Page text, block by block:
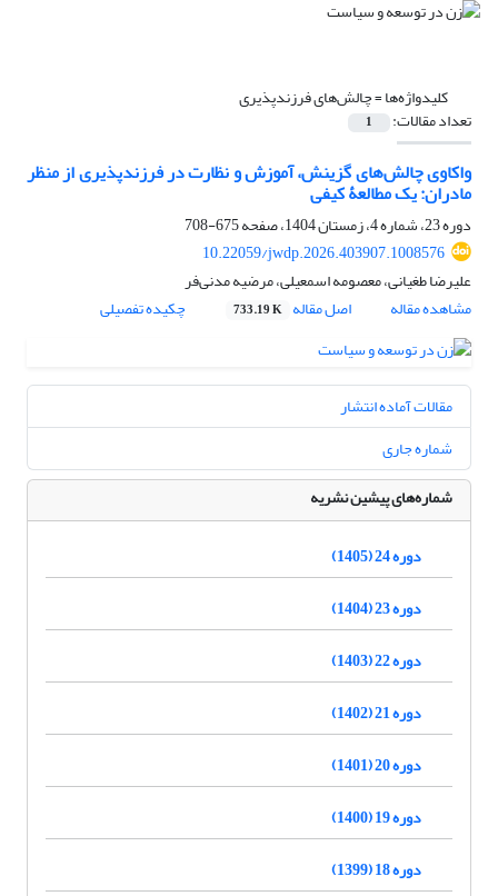
کلیدواژه‌ها =چالش‌های فرزندپذیری
تعداد مقالات: 1
واکاوی چالش‌های گزینش، آموزش و نظارت در فرزندپذیری از منظر
مادران: یک مطالعۀ کیفی
دوره 23، شماره 4، زمستان 1404، صفحه
675-708
10.22059/jwdp.2026.403907.1008576
علیرضا طغیانی، معصومه اسمعیلی، مرضیه مدنی‌فر
مشاهده مقاله
اصل مقاله 733.19 K چکیده تفصیلی
مقالات آماده انتشار
شماره جاری
شماره‌های پیشین نشریه
دوره 24 (1405)
دوره 23 (1404)
دوره 22 (1403)
دوره 21 (1402)
دوره 20 (1401)
دوره 19 (1400)
دوره 18 (1399)